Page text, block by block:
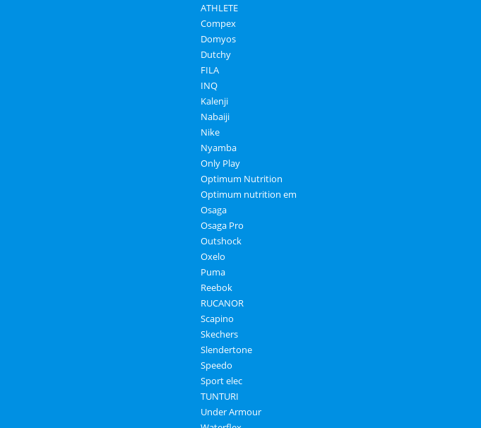
ATHLETE
Compex
Domyos
Dutchy
FILA
INQ
Kalenji
Nabaiji
Nike
Nyamba
Only Play
Optimum Nutrition
Optimum nutrition em
Osaga
Osaga Pro
Outshock
Oxelo
Puma
Reebok
RUCANOR
Scapino
Skechers
Slendertone
Speedo
Sport elec
TUNTURI
Under Armour